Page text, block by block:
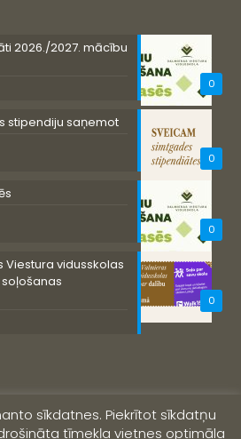
0
2026./2027. mācību
0
stipendiju saņemot
0
0
vidusskolas
sīkdatnes. Piekrītot sīkdatņu
tīmekļa vietnes optimāla